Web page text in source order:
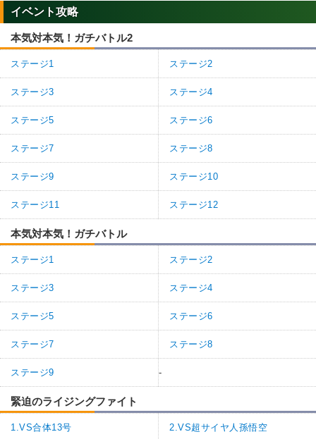
イベント攻略
本気対本気！ガチバトル2
ステージ1 ステージ2
ステージ3 ステージ4
ステージ5 ステージ6
ステージ7 ステージ8
ステージ9 ステージ10
ステージ11 ステージ12
本気対本気！ガチバトル
ステージ1 ステージ2
ステージ3 ステージ4
ステージ5 ステージ6
ステージ7 ステージ8
ステージ9 -
緊迫のライジングファイト
1.VS合体13号 2.VS超サイヤ人孫悟空